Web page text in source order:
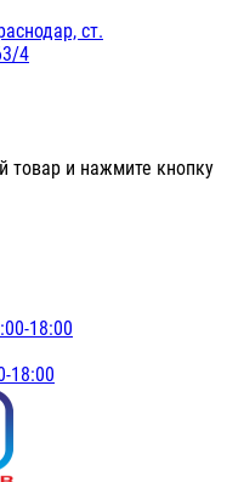
ст.
4
товар и нажмите кнопку
18:00
18:00